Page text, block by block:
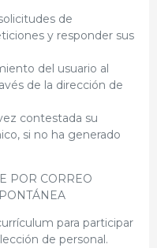
de
y responder sus
del usuario al
de la dirección de
contestada su
si no ha generado
POR CORREO
para participar
de personal.